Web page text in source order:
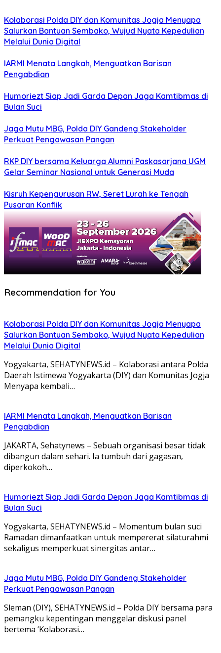
Kolaborasi Polda DIY dan Komunitas Jogja Menyapa
Salurkan Bantuan Sembako, Wujud Nyata Kepedulian
Melalui Dunia Digital
IARMI Menata Langkah, Menguatkan Barisan
Pengabdian
Humoriezt Siap Jadi Garda Depan Jaga Kamtibmas di
Bulan Suci
Jaga Mutu MBG, Polda DIY Gandeng Stakeholder
Perkuat Pengawasan Pangan
RKP DIY bersama Keluarga Alumni Paskasarjana UGM
Gelar Seminar Nasional untuk Generasi Muda
Kisruh Kepengurusan RW, Seret Lurah ke Tengah
Pusaran Konflik
Recommendation for You
Kolaborasi Polda DIY dan Komunitas Jogja Menyapa
Salurkan Bantuan Sembako, Wujud Nyata Kepedulian
Melalui Dunia Digital
Yogyakarta, SEHATYNEWS.id – Kolaborasi antara Polda
Daerah Istimewa Yogyakarta (DIY) dan Komunitas Jogja
Menyapa kembali…
IARMI Menata Langkah, Menguatkan Barisan
Pengabdian
JAKARTA, Sehatynews – Sebuah organisasi besar tidak
dibangun dalam sehari. Ia tumbuh dari gagasan,
diperkokoh…
Humoriezt Siap Jadi Garda Depan Jaga Kamtibmas di
Bulan Suci
Yogyakarta, SEHATYNEWS.id – Momentum bulan suci
Ramadan dimanfaatkan untuk mempererat silaturahmi
sekaligus memperkuat sinergitas antar…
Jaga Mutu MBG, Polda DIY Gandeng Stakeholder
Perkuat Pengawasan Pangan
Sleman (DIY), SEHATYNEWS.id – Polda DIY bersama para
pemangku kepentingan menggelar diskusi panel
bertema ‘Kolaborasi…